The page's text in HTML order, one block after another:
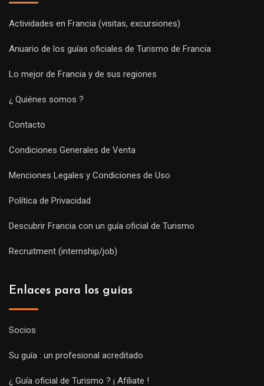
Actividades en Francia (visitas, excursiones)
Anuario de los guías oficiales de Turismo de Francia
Lo mejor de Francia y de sus regiones
¿ Quiénes somos ?
Contacto
Condiciones Generales de Venta
Menciones Legales y Condiciones de Uso
Política de Privacidad
Descubrir Francia con un guía oficial de Turismo
Recruitment (internship/job)
Enlaces para los guías
Socios
Su guía : un profesional acreditado
¿ Guía oficial de Turismo ? ¡ Afíliate !